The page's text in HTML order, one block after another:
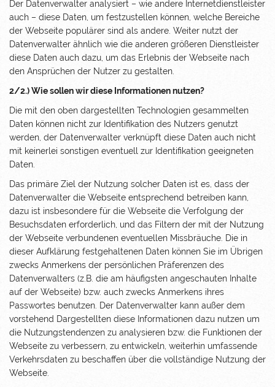
Der Datenverwalter analysiert – wie andere Internetdienstleister
auch – diese Daten, um festzustellen können, welche Bereiche
der Webseite populärer sind als andere. Weiter nutzt der
Datenverwalter ähnlich wie die anderen größeren Dienstleister
diese Daten auch dazu, um das Erlebnis der Webseite nach
den Ansprüchen der Nutzer zu gestalten.
2/2.) Wie sollen wir diese Informationen nutzen?
Die mit den oben dargestellten Technologien gesammelten
Daten können nicht zur Identifikation des Nutzers genutzt
werden, der Datenverwalter verknüpft diese Daten auch nicht
mit keinerlei sonstigen eventuell zur Identifikation geeigneten
Daten.
Das primäre Ziel der Nutzung solcher Daten ist es, dass der
Datenverwalter die Webseite entsprechend betreiben kann,
dazu ist insbesondere für die Webseite die Verfolgung der
Besuchsdaten erforderlich, und das Filtern der mit der Nutzung
der Webseite verbundenen eventuellen Missbräuche. Die in
dieser Aufklärung festgehaltenen Daten können Sie im Übrigen
zwecks Anmerkens der persönlichen Präferenzen des
Datenverwalters (z.B. die am häufigsten angeschauten Inhalte
auf der Webseite) bzw. auch zwecks Anmerkens ihres
Passwortes benutzen. Der Datenverwalter kann außer dem
vorstehend Dargestellten diese Informationen dazu nutzen um
die Nutzungstendenzen zu analysieren bzw. die Funktionen der
Webseite zu verbessern, zu entwickeln, weiterhin umfassende
Verkehrsdaten zu beschaffen über die vollständige Nutzung der
Webseite.